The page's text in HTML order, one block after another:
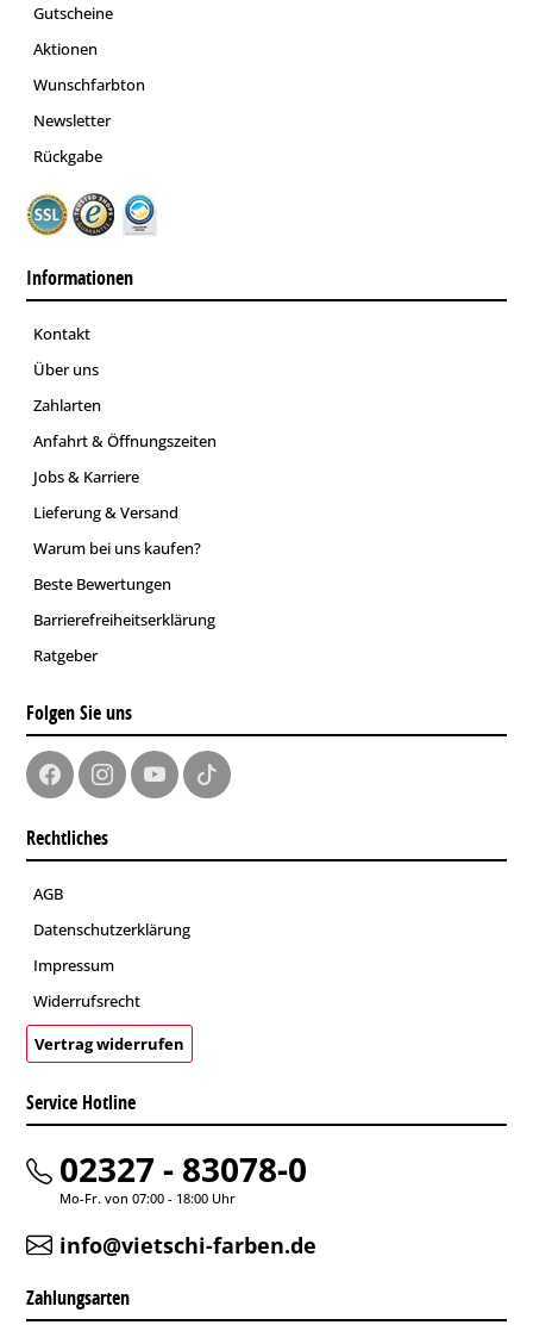
Gutscheine
Aktionen
Wunschfarbton
Newsletter
Rückgabe
Informationen
Kontakt
Über uns
Zahlarten
Anfahrt & Öffnungszeiten
Jobs & Karriere
Lieferung & Versand
Warum bei uns kaufen?
Beste Bewertungen
Barrierefreiheitserklärung
Ratgeber
Folgen Sie uns
Rechtliches
AGB
Datenschutzerklärung
Impressum
Widerrufsrecht
Vertrag widerrufen
Service Hotline
02327 - 83078-0
Mo-Fr. von 07:00 - 18:00 Uhr
info@vietschi-farben.de
Zahlungsarten